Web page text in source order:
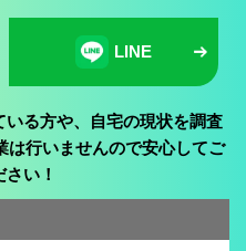
LINE
る方や、自宅の現状を調査
は行いませんので安心してご
い！